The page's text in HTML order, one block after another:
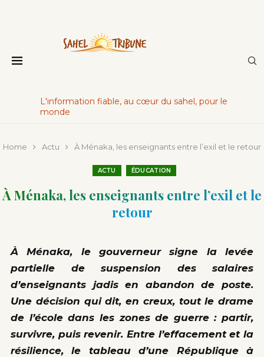
L'information fiable, au cœur du sahel, pour le
monde
Home Actu À Ménaka, les enseignants entre l’exil et le retour
ACTU ÉDUCATION
À Ménaka, les enseignants entre l’exil et le
retour
À Ménaka, le gouverneur signe la levée
partielle de suspension des salaires
d’enseignants jadis en abandon de poste.
Une décision qui dit, en creux, tout le drame
de l’école dans les zones de guerre : partir,
survivre, puis revenir. Entre l’effacement et la
résilience, le tableau d’une République à